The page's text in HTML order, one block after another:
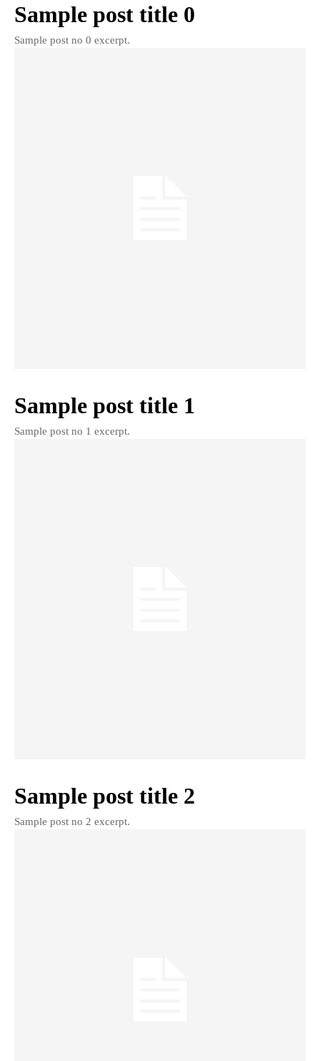
Sample post title 0
Sample post no 0 excerpt.
Sample post title 1
Sample post no 1 excerpt.
Sample post title 2
Sample post no 2 excerpt.